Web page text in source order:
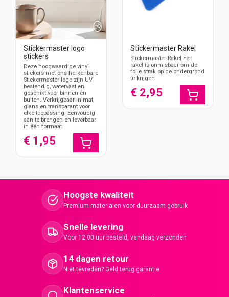
Stickermaster logo
stickers
Deze hoogwaardige vinyl
stickers met ons herkenbare
Stickermaster logo zijn UV-
bestendig, watervast en
geschikt voor binnen en
buiten. Verkrijgbaar in mat,
glans en transparant voor
elke toepassing. Eenvoudig
aan te brengen en leverbaar
in één formaat.
€ 1,95
Stickermaster Rakel
Stickermaster Rakel Een
rakel is onmisbaar om de
folie strak op de ondergrond
te krijgen
€ 2,95
Hoogste kwaliteit
Premium materialen voor duurzaam gebruik
Snelle levering
Voor 12:00 uur besteld, vandaag verzonden
14 dagen retour
Niet tevreden? Geld terug garantie
Klantenservice